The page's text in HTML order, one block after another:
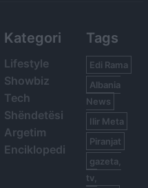
Kategori
Lifestyle
Showbiz
Tech
Shëndetësi
Argetim
Enciklopedi
Tags
Edi Rama
Albania
News
Ilir Meta
Piranjat
gazeta,
tv,